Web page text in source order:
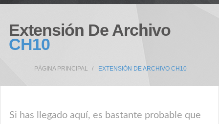
Extensión De Archivo
CH10
PÁGINA PRINCIPAL EXTENSIÓN DE ARCHIVO CH10
Si has llegado aquí, es bastante probable que